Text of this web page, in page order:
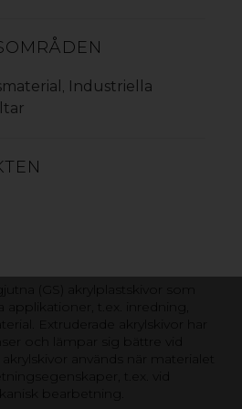
, Industriella
(GS) akrylplastskivor som
applikationer, t.ex. inredning,
Extruderade akrylskivor har
och lämpar sig bättre vid
används när materialet
t.ex. vid
bearbetning.